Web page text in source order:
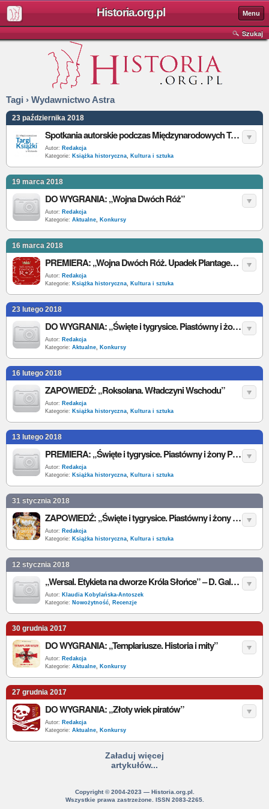
Historia.org.pl Menu
Szukaj
Tagi › Wydawnictwo Astra
23 października 2018
Spotkania autorskie podczas Międzynarodowych Targów Książki w Krakowie. Sprawdź, na które z nich warto się wybrać
Autor: Redakcja
Kategorie: Książka historyczna, Kultura i sztuka
19 marca 2018
DO WYGRANIA: „Wojna Dwóch Róż”
Autor: Redakcja
Kategorie: Aktualne, Konkursy
16 marca 2018
PREMIERA: „Wojna Dwóch Róż. Upadek Plantagenetów i triumf Tudorów”
Autor: Redakcja
Kategorie: Książka historyczna, Kultura i sztuka
23 lutego 2018
DO WYGRANIA: „Święte i tygrysice. Piastówny i żony Piastów 1138–1320”
Autor: Redakcja
Kategorie: Aktualne, Konkursy
16 lutego 2018
ZAPOWIEDŹ: „Roksolana. Władczyni Wschodu”
Autor: Redakcja
Kategorie: Książka historyczna, Kultura i sztuka
13 lutego 2018
PREMIERA: „Święte i tygrysice. Piastówny i żony Piastów 1138–1320”
Autor: Redakcja
Kategorie: Książka historyczna, Kultura i sztuka
31 stycznia 2018
ZAPOWIEDŹ: „Święte i tygrysice. Piastówny i żony Piastów 1138–1320”
Autor: Redakcja
Kategorie: Książka historyczna, Kultura i sztuka
12 stycznia 2018
„Wersal. Etykieta na dworze Króla Słońce” – D. Galateria – recenzja
Autor: Klaudia Kobylańska-Antoszek
Kategorie: Nowożytność, Recenzje
30 grudnia 2017
DO WYGRANIA: „Templariusze. Historia i mity”
Autor: Redakcja
Kategorie: Aktualne, Konkursy
27 grudnia 2017
DO WYGRANIA: „Złoty wiek piratów”
Autor: Redakcja
Kategorie: Aktualne, Konkursy
Załaduj więcej
artykułów...
Copyright © 2004-2023 — Historia.org.pl.
Wszystkie prawa zastrzeżone. ISSN 2083-2265.